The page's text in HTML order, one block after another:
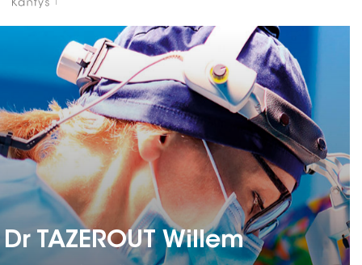
Dr TAZEROUT Willem